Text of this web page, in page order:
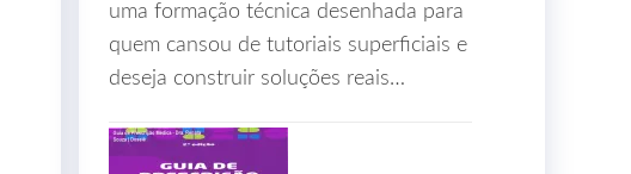
uma formação técnica desenhada para
quem cansou de tutoriais superficiais e
deseja construir soluções reais…